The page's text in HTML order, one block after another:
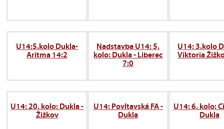
U14:5.kolo Dukla-
Aritma 14:2
Nadstavba U14: 5.
kolo: Dukla - Liberec
7:0
U14: 3.kolo
Viktoria
U14: 20. kolo: Dukla -
Žižkov
U14: Povltavská FA -
Dukla
U14: 6. kolo:
Dukla